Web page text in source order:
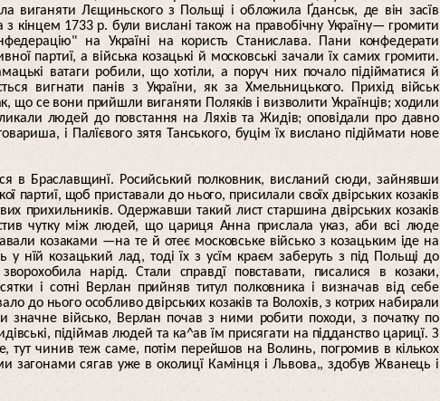
виганяти Лєщиньского з Польщі і обложила Ґданськ, де він засїв
з кінцем 1733 р. були вислані також на правобічну Україну— громити
на Україні на користь Станислава. Пани конфедерати
партиї, а війська козацькі й московські зачали їх самих громити.
ватаги робили, що хотіли, а поруч них почало підійматися й
вигнати панів з України, як за Хмельницького. Прихід військ
що се вони прийшли виганяти Поляків і визволити Українців; ходили
людей до повстання на Ляхів та Жидів; оповідали про давно
і Палїєвого зятя Танського, буцім їх вислано підіймати нове
в Браславщинї. Росийський полковник, висланий сюди, зайнявши
партиї, щоб приставали до нього, присилали своїх двірських козаків
прихильників. Одержавши такий лист старшина двірських козаків
чутку між людей, що цариця Анна прислала указ, аби всі люде
козаками —на те й отеє московське військо з козацьким іде на
у нїй козацький лад, тоді їх з усїм краєм заберуть з під Польщі до
нарід. Стали справдї повставати, писалися в козаки,
і сотні Верлан прийняв титул полковника і визначав від себе
до нього особливо двірських козаків та Волохів, з котрих набирали
значне військо, Верлан почав з ними робити походи, з початку по
підіймав людей та ка^ав їм присягати на підданство царицї. З
тут чинив теж саме, потім перейшов на Волинь, погромив в кількох
загонами сягав уже в околицї Камінця і Львова,, здобув Жванець і